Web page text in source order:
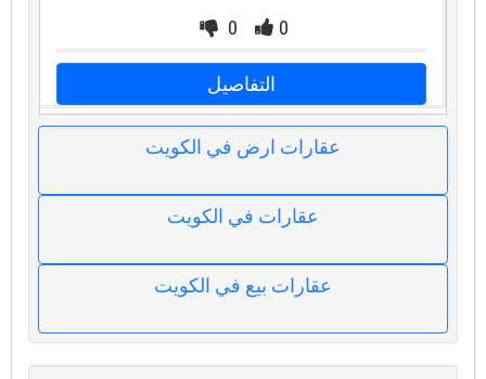
0
0
التفاصيل
عقارات ارض في الكويت
عقارات في الكويت
عقارات بيع في الكويت